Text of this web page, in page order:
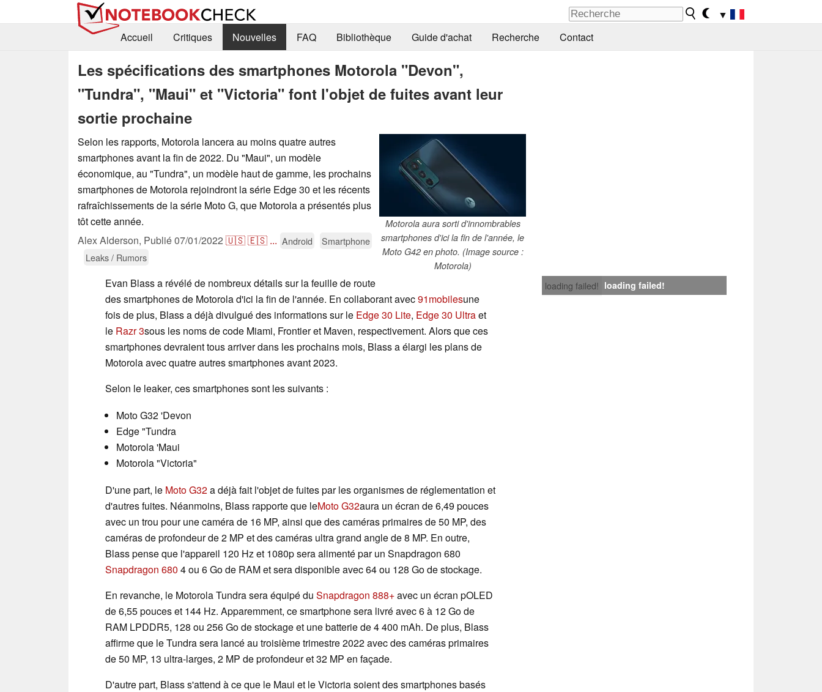
▼
Accueil
Critiques Nouvelles FAQ Bibliothèque Guide d'achat Recherche Contact
Les spécifications des smartphones Motorola "Devon",
"Tundra", "Maui" et "Victoria" font l'objet de fuites avant leur
sortie prochaine
Motorola aura sorti d'innombrables
smartphones d'ici la fin de l'année, le
Moto G42 en photo. (Image source :
Motorola)
Selon les rapports, Motorola lancera au moins quatre autres
smartphones avant la fin de 2022. Du "Maui", un modèle
économique, au "Tundra", un modèle haut de gamme, les prochains
smartphones de Motorola rejoindront la série Edge 30 et les récents
rafraîchissements de la série Moto G, que Motorola a présentés plus
tôt cette année.
Alex Alderson, Publié07/01/2022 🇺🇸🇪🇸 ... Android
Smartphone
Leaks / Rumors
loading failed! loading failed!
Evan Blass a révélé de nombreux détails sur la feuille de route
des smartphones de Motorola d'ici la fin de l'année. En collaborant avec91mobilesune
fois de plus, Blass a déjà divulgué des informations sur le Edge 30 Lite, Edge 30 Ultraet
le Razr 3sous les noms de code Miami, Frontier et Maven, respectivement. Alors que ces
smartphones devraient tous arriver dans les prochains mois, Blass a élargi les plans de
Motorola avec quatre autres smartphones avant 2023.
Selon le leaker, ces smartphones sont les suivants :
Moto G32 'Devon
Edge "Tundra
Motorola 'Maui
Motorola "Victoria"
D'une part, le Moto G32a déjà fait l'objet de fuites par les organismes de réglementation et
d'autres fuites. Néanmoins, Blass rapporte que leMoto G32aura un écran de 6,49 pouces
avec un trou pour une caméra de 16 MP, ainsi que des caméras primaires de 50 MP, des
caméras de profondeur de 2 MP et des caméras ultra grand angle de 8 MP. En outre,
Blass pense que l'appareil 120 Hz et 1080p sera alimenté par un Snapdragon 680
Snapdragon 680 4 ou 6 Go de RAM et sera disponible avec 64 ou 128 Go de stockage.
En revanche, le Motorola Tundra sera équipé du Snapdragon 888+avec un écran pOLED
de 6,55 pouces et 144 Hz. Apparemment, ce smartphone sera livré avec 6 à 12 Go de
RAM LPDDR5, 128 ou 256 Go de stockage et une batterie de 4 400 mAh. De plus, Blass
affirme que le Tundra sera lancé au troisième trimestre 2022 avec des caméras primaires
de 50 MP, 13 ultra-larges, 2 MP de profondeur et 32 MP en façade.
D'autre part, Blass s'attend à ce que le Maui et le Victoria soient des smartphones basés